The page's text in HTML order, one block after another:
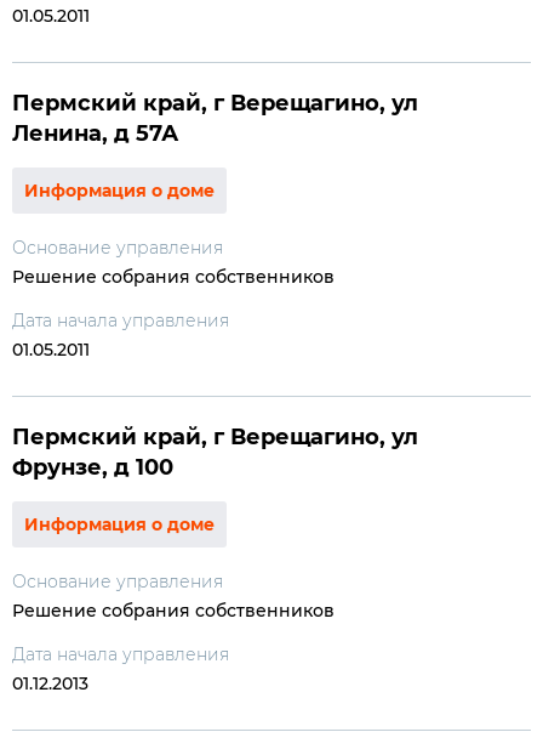
01.05.2011
Пермский край, г Верещагино, ул
Ленина, д 57А
Информация о доме
Основание управления
Решение собрания собственников
Дата начала управления
01.05.2011
Пермский край, г Верещагино, ул
Фрунзе, д 100
Информация о доме
Основание управления
Решение собрания собственников
Дата начала управления
01.12.2013